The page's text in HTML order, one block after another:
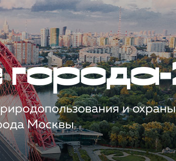
и
Москвы